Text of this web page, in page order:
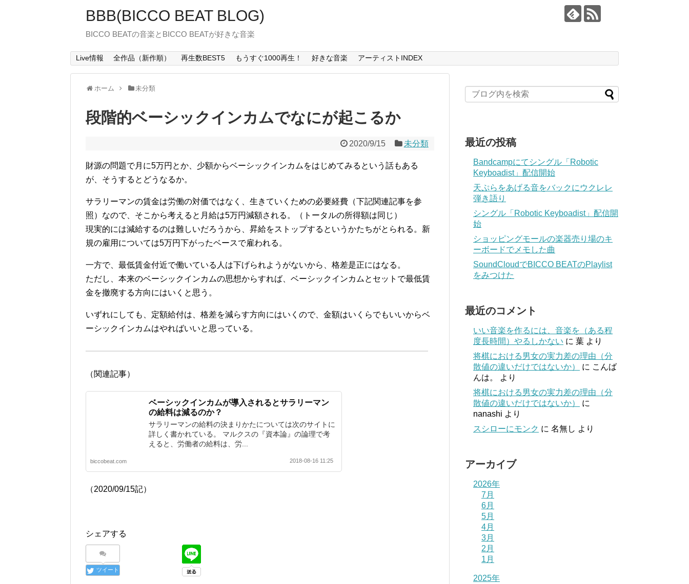
BBB(BICCO BEAT BLOG)
BICCO BEATの音楽とBICCO BEATが好きな音楽
Live情報 全作品（新作順） 再生数BEST5 もうすぐ1000再生！ 好きな音楽 アーティストINDEX
ホーム 未分類
段階的ベーシックインカムでなにが起こるか
2020/9/15 未分類
財源の問題で月に5万円とか、少額からベーシックインカムをはじめてみるという話もある
が、そうするとどうなるか。
サラリーマンの賃金は労働の対価ではなく、生きていくための必要経費（下記関連記事を参
照）なので、そこから考えると月給は5万円減額される。（トータルの所得額は同じ）
現実的には減給するのは難しいだろうから、昇給をストップするというかたちがとられる。新
規の雇用については5万円下がったベースで雇われる。
一方で、最低賃金付近で働いている人は下げられようがないから、格差是正にはなる。
ただし、本来のベーシックインカムの思想からすれば、ベーシックインカムとセットで最低賃
金を撤廃する方向にはいくと思う。
いずれにしても、定額給付は、格差を減らす方向にはいくので、金額はいくらでもいいからベ
ーシックインカムはやればいいと思っている。
（関連記事）
ベーシックインカムが導入されるとサラリーマン
の給料は減るのか？
サラリーマンの給料の決まりかたについては次のサイトに
詳しく書かれている。 マルクスの『資本論』の論理で考
えると、労働者の給料は、労...
biccobeat.com 2018-08-16 11:25
（2020/09/15記）
シェアする
ツイート
最近の投稿
Bandcampにてシングル「Robotic
Keyboadist」配信開始
天ぷらをあげる音をバックにウクレレ
弾き語り
シングル「Robotic Keyboadist」配信開
始
ショッピングモールの楽器売り場のキ
ーボードでメモした曲
SoundCloudでBICCO BEATのPlaylist
をみつけた
最近のコメント
いい音楽を作るには、音楽を（ある程
度長時間）やるしかない に 葉 より
将棋における男女の実力差の理由（分
散値の違いだけではないか）
に こんば
んは。
より
将棋における男女の実力差の理由（分
散値の違いだけではないか）
に
nanashi より
スシローにモンク に 名無し より
アーカイブ
2026年
7月
6月
5月
4月
3月
2月
1月
2025年